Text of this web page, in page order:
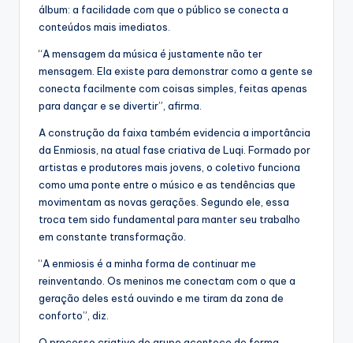
álbum: a facilidade com que o público se conecta a
conteúdos mais imediatos.
“A mensagem da música é justamente não ter
mensagem. Ela existe para demonstrar como a gente se
conecta facilmente com coisas simples, feitas apenas
para dançar e se divertir”, afirma.
A construção da faixa também evidencia a importância
da Enmiosis, na atual fase criativa de Luqi. Formado por
artistas e produtores mais jovens, o coletivo funciona
como uma ponte entre o músico e as tendências que
movimentam as novas gerações. Segundo ele, essa
troca tem sido fundamental para manter seu trabalho
em constante transformação.
“A enmiosis é a minha forma de continuar me
reinventando. Os meninos me conectam com o que a
geração deles está ouvindo e me tiram da zona de
conforto”, diz.